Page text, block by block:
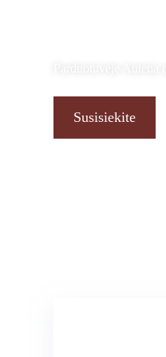
Susisiekite